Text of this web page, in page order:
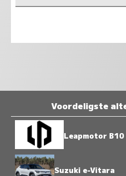
Voordeligste
Leapmotor B10
Suzuki e-Vitara